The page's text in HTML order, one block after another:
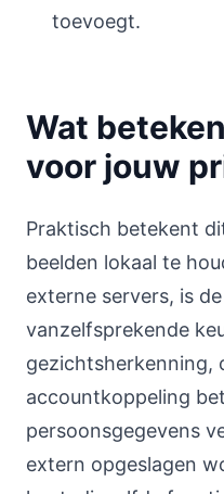
toevoegt.
Wat
voor jouw
Praktisch betekent
beelden lokaal te
externe servers, is
vanzelfsprekende
gezichtsherkenning,
accountkoppeling
persoonsgegevens
extern opgeslagen